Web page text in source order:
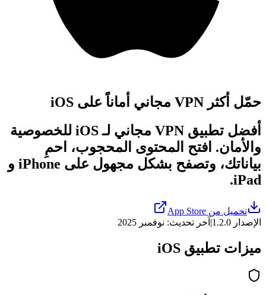
حمّل أكثر VPN مجاني أماناً على iOS
أفضل تطبيق VPN مجاني لـ iOS للخصوصية
والأمان. افتح المحتوى المحجوب، احمِ
بياناتك، وتصفح بشكل مجهول على iPhone و
iPad.
تحميل من App Store
الإصدار 1.2.0
| آخر تحديث: نوفمبر 2025
ميزات تطبيق iOS